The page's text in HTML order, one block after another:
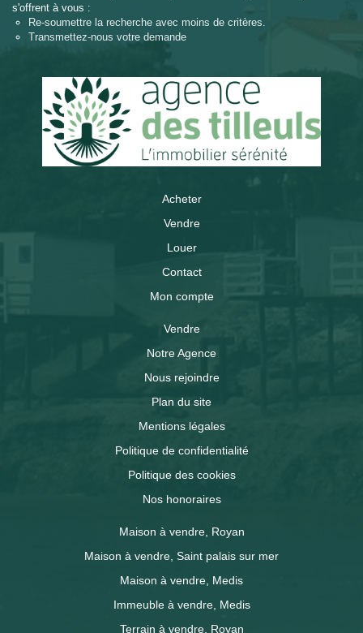
s'offrent à vous :
Re-soumettre la recherche avec moins de critères.
Transmettez-nous votre demande
Acheter
Vendre
Louer
Contact
Mon compte
Vendre
Notre Agence
Nous rejoindre
Plan du site
Mentions légales
Politique de confidentialité
Politique des cookies
Nos honoraires
Maison à vendre, Royan
Maison à vendre, Saint palais sur mer
Maison à vendre, Medis
Immeuble à vendre, Medis
Terrain à vendre, Royan